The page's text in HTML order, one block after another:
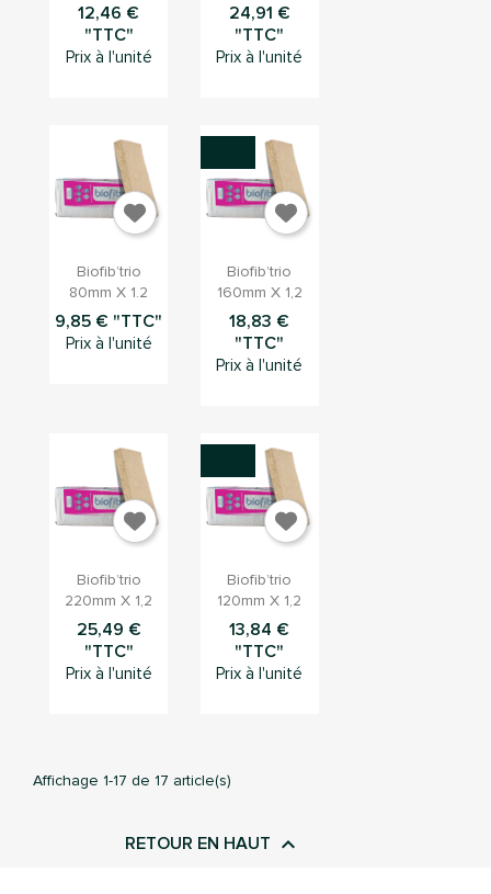
12,46 €
"TTC"
Prix à l'unité
24,91 €
"TTC"
Prix à l'unité
Aperçu
rapide
Biofib’trio
80mm X 1.2
9,85 € "TTC"
Prix à l'unité
Aperçu
rapide
Biofib’trio
160mm X 1,2
18,83 €
"TTC"
Prix à l'unité
Aperçu
rapide
Biofib’trio
220mm X 1,2
25,49 €
"TTC"
Prix à l'unité
Aperçu
rapide
Biofib’trio
120mm X 1,2
13,84 €
"TTC"
Prix à l'unité
Affichage 1-17 de 17 article(s)
RETOUR EN HAUT 